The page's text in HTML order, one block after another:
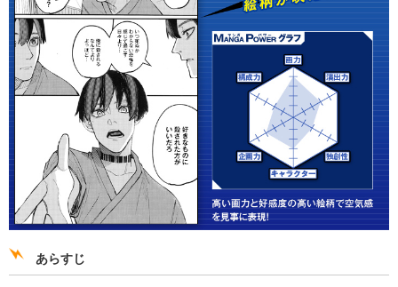
あらすじ